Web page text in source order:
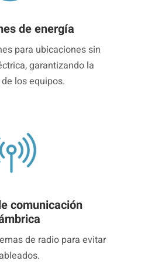
de energía
para ubicaciones sin
garantizando la
los equipos.
comunicación
de radio para evitar